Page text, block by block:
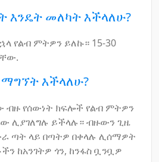
እንዴት መለካት እችላለሁ?
የልብ ምትዎን ይለኩ። 15-30
እችላለሁ?
ብዙ የሰውነት ክፍሎች የልብ ምትዎን
ሊያገለግሉ ይችላሉ። ብዙውን ጊዜ
ጣት ላይ በጣትዎ በቀላሉ ሊሰማዎት
ከአንገትዎ ጎን, ከንፋስ ቧንቧዎ